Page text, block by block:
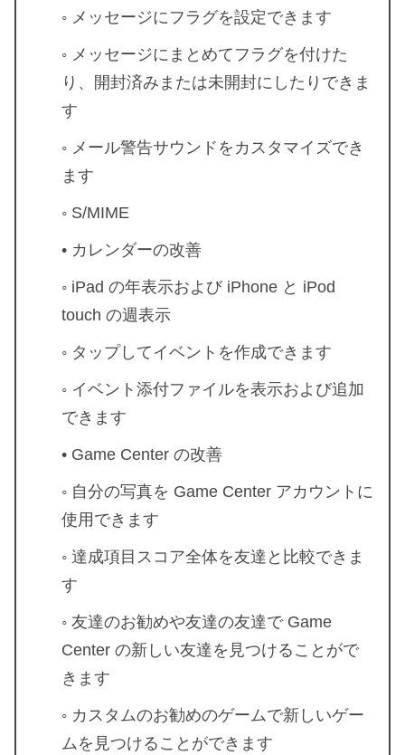
◦ メッセージにフラグを設定できます
◦ メッセージにまとめてフラグを付けた
り、開封済みまたは未開封にしたりできま
す
◦ メール警告サウンドをカスタマイズでき
ます
◦ S/MIME
• カレンダーの改善
◦ iPad の年表示および iPhone と iPod
touch の週表示
◦ タップしてイベントを作成できます
◦ イベント添付ファイルを表示および追加
できます
• Game Center の改善
◦ 自分の写真を Game Center アカウントに
使用できます
◦ 達成項目スコア全体を友達と比較できま
す
◦ 友達のお勧めや友達の友達で Game
Center の新しい友達を見つけることがで
きます
◦ カスタムのお勧めのゲームで新しいゲー
ムを見つけることができます